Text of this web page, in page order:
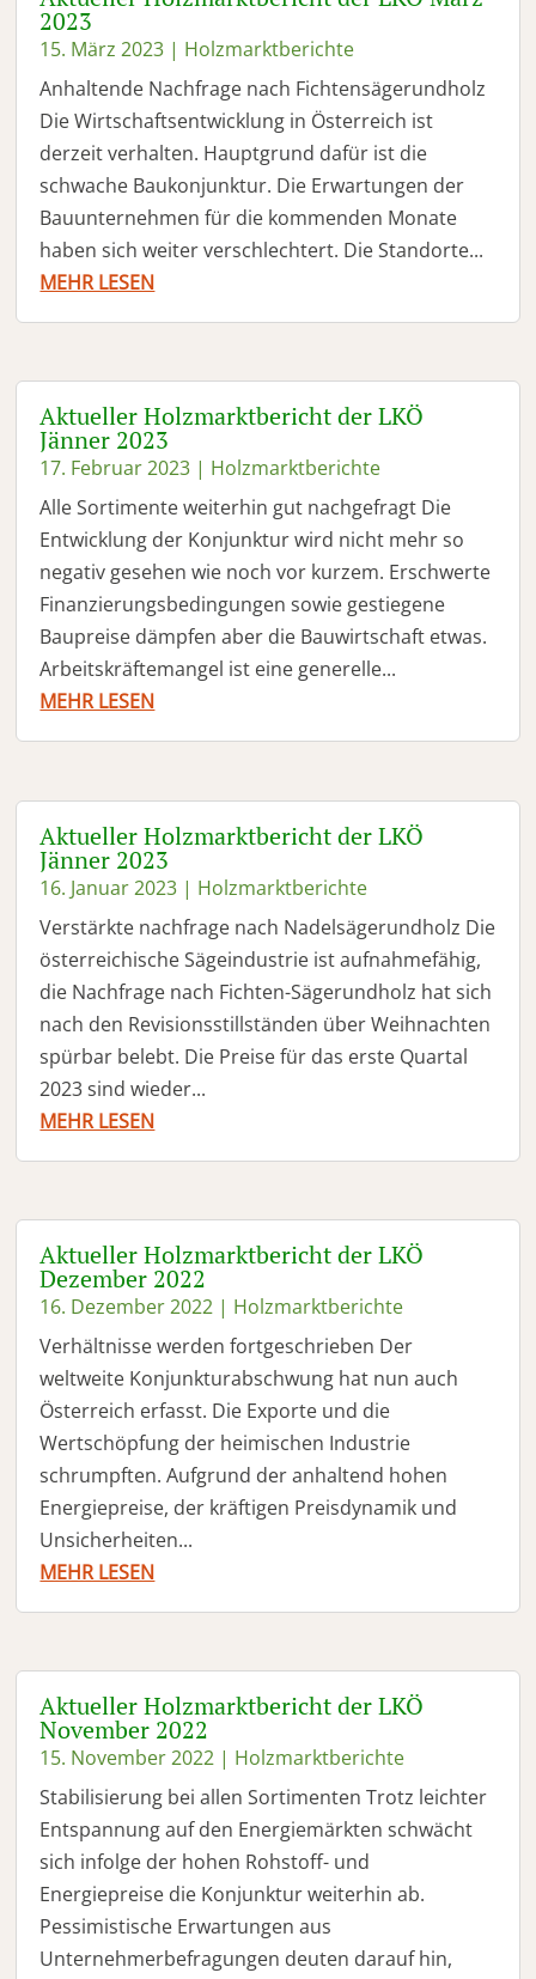
2023
15. März 2023 | Holzmarktberichte
Anhaltende Nachfrage nach Fichtensägerundholz
Die Wirtschaftsentwicklung in Österreich ist
derzeit verhalten. Hauptgrund dafür ist die
schwache Baukonjunktur. Die Erwartungen der
Bauunternehmen für die kommenden Monate
haben sich weiter verschlechtert. Die Standorte...
MEHR LESEN
Aktueller Holzmarktbericht der LKÖ
Jänner 2023
17. Februar 2023 | Holzmarktberichte
Alle Sortimente weiterhin gut nachgefragt Die
Entwicklung der Konjunktur wird nicht mehr so
negativ gesehen wie noch vor kurzem. Erschwerte
Finanzierungsbedingungen sowie gestiegene
Baupreise dämpfen aber die Bauwirtschaft etwas.
Arbeitskräftemangel ist eine generelle...
MEHR LESEN
Aktueller Holzmarktbericht der LKÖ
Jänner 2023
16. Januar 2023 | Holzmarktberichte
Verstärkte nachfrage nach Nadelsägerundholz Die
österreichische Sägeindustrie ist aufnahmefähig,
die Nachfrage nach Fichten-Sägerundholz hat sich
nach den Revisionsstillständen über Weihnachten
spürbar belebt. Die Preise für das erste Quartal
2023 sind wieder...
MEHR LESEN
Aktueller Holzmarktbericht der LKÖ
Dezember 2022
16. Dezember 2022 | Holzmarktberichte
Verhältnisse werden fortgeschrieben Der
weltweite Konjunkturabschwung hat nun auch
Österreich erfasst. Die Exporte und die
Wertschöpfung der heimischen Industrie
schrumpften. Aufgrund der anhaltend hohen
Energiepreise, der kräftigen Preisdynamik und
Unsicherheiten...
MEHR LESEN
Aktueller Holzmarktbericht der LKÖ
November 2022
15. November 2022 | Holzmarktberichte
Stabilisierung bei allen Sortimenten Trotz leichter
Entspannung auf den Energiemärkten schwächt
sich infolge der hohen Rohstoff- und
Energiepreise die Konjunktur weiterhin ab.
Pessimistische Erwartungen aus
Unternehmerbefragungen deuten darauf hin,